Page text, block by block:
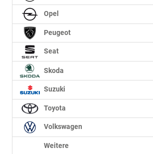
Opel
Peugeot
Seat
Skoda
Suzuki
Toyota
Volkswagen
Weitere